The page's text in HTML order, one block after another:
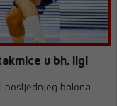
u bh. ligi
posljednjeg balona